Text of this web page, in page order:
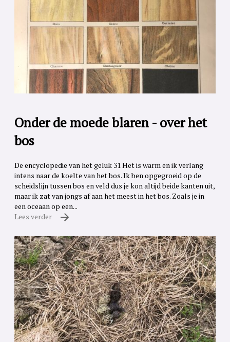
Onder de moede blaren - over het
bos
De encyclopedie van het geluk 31 Het is warm en ik verlang
intens naar de koelte van het bos. Ik ben opgegroeid op de
scheidslijn tussen bos en veld dus je kon altijd beide kanten uit,
maar ik zat van jongs af aan het meest in het bos. Zoals je in
een oceaan op een...
Lees verder